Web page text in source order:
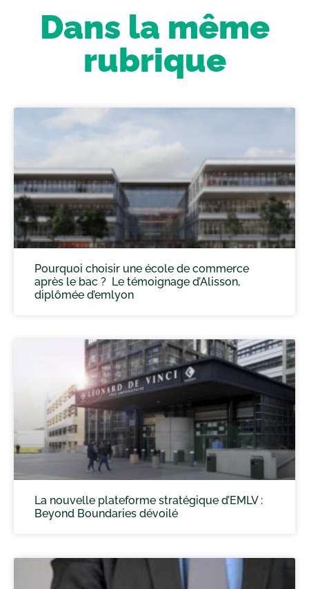
Dans la même
rubrique
Pourquoi choisir une école de commerce
après le bac ? Le témoignage d’Alisson,
diplômée d’emlyon
La nouvelle plateforme stratégique d’EMLV :
Beyond Boundaries dévoilé